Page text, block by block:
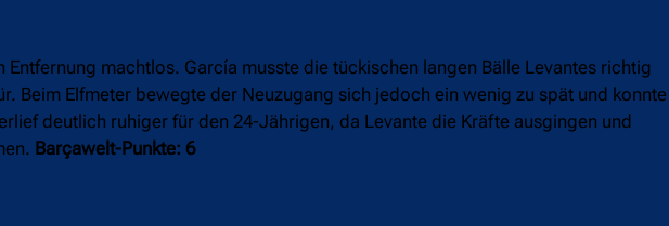
machtlos. García musste die tückischen langen Bälle Levantes richtig
Beim Elfmeter bewegte der Neuzugang sich jedoch ein wenig zu spät und konnte
deutlich ruhiger für den 24-Jährigen, da Levante die Kräfte ausgingen und
Barçawelt-Punkte: 6